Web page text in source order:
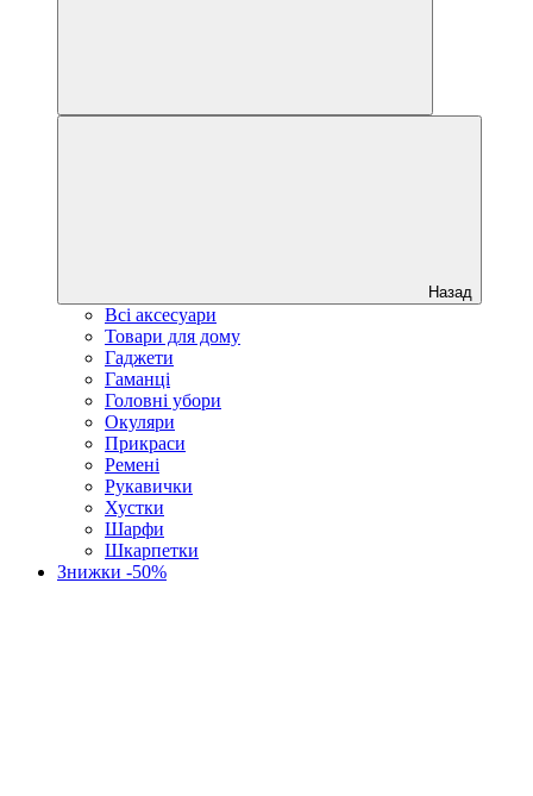
Назад
Всі аксесуари
Товари для дому
Гаджети
Гаманці
Головні убори
Окуляри
Прикраси
Ремені
Рукавички
Хустки
Шарфи
Шкарпетки
Знижки -50%